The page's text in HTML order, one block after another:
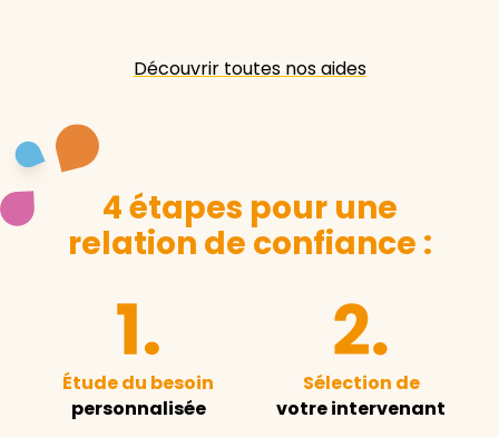
Découvrir toutes nos aides
4 étapes pour une
relation de confiance :
Étude du besoin
personnalisée
Sélection de
votre intervenant